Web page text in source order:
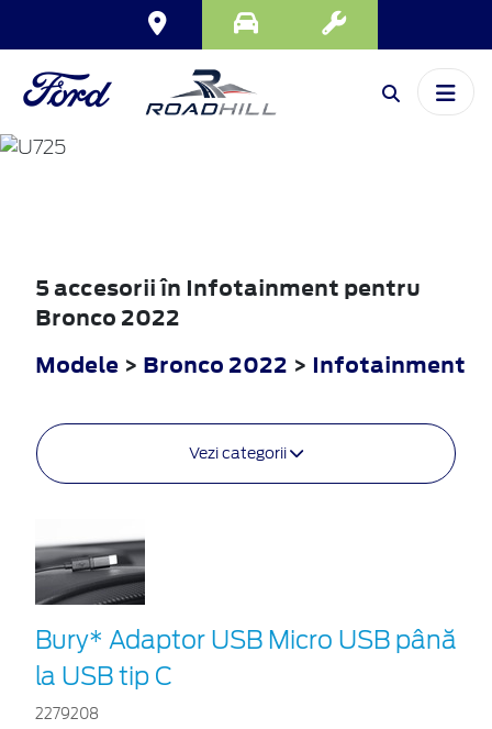
BRONCO
5 accesorii în Infotainment pentru
Bronco 2022
Modele > Bronco 2022 > Infotainment
Vezi categorii
Bury* Adaptor USB Micro USB până
la USB tip C
2279208